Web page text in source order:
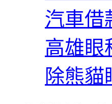
汽車借
高雄眼
除熊貓